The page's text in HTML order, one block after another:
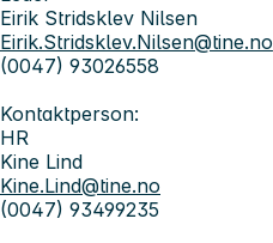
Eirik Stridsklev Nilsen
Eirik.Stridsklev.Nilsen@tine.no
(0047) 93026558
Kontaktperson:
HR
Kine Lind
Kine.Lind@tine.no
(0047) 93499235